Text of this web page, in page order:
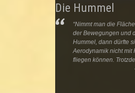
Die Hummel
“Nimmt man die
der Bewegungen und
Hummel, dann dürfte
Aerodynamik nicht mit
fliegen können.